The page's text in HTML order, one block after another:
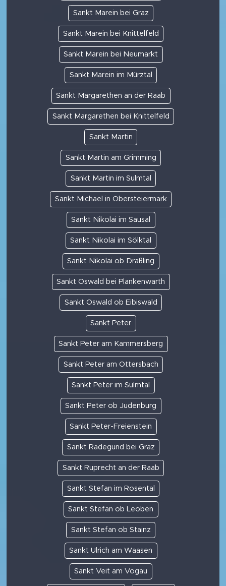
Sankt Marein bei Graz
Sankt Marein bei Knittelfeld
Sankt Marein bei Neumarkt
Sankt Marein im Mürztal
Sankt Margarethen an der Raab
Sankt Margarethen bei Knittelfeld
Sankt Martin
Sankt Martin am Grimming
Sankt Martin im Sulmtal
Sankt Michael in Obersteiermark
Sankt Nikolai im Sausal
Sankt Nikolai im Sölktal
Sankt Nikolai ob Draßling
Sankt Oswald bei Plankenwarth
Sankt Oswald ob Eibiswald
Sankt Peter
Sankt Peter am Kammersberg
Sankt Peter am Ottersbach
Sankt Peter im Sulmtal
Sankt Peter ob Judenburg
Sankt Peter-Freienstein
Sankt Radegund bei Graz
Sankt Ruprecht an der Raab
Sankt Stefan im Rosental
Sankt Stefan ob Leoben
Sankt Stefan ob Stainz
Sankt Ulrich am Waasen
Sankt Veit am Vogau